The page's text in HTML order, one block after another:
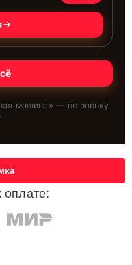
машина » — по звонку